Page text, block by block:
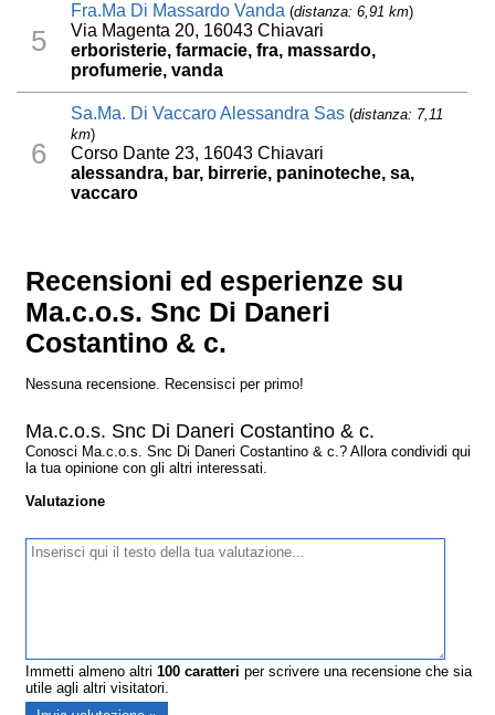
5
Fra.Ma Di Massardo Vanda (distanza: 6,91 km)
Via Magenta 20, 16043 Chiavari
erboristerie, farmacie, fra, massardo,
profumerie, vanda
6
Sa.Ma. Di Vaccaro Alessandra Sas (distanza: 7,11
km)
Corso Dante 23, 16043 Chiavari
alessandra, bar, birrerie, paninoteche, sa,
vaccaro
Recensioni ed esperienze su
Ma.c.o.s. Snc Di Daneri
Costantino & c.
Nessuna recensione. Recensisci per primo!
Ma.c.o.s. Snc Di Daneri Costantino & c.
Conosci Ma.c.o.s. Snc Di Daneri Costantino & c.? Allora condividi qui
la tua opinione con gli altri interessati.
Valutazione
Immetti almeno altri100 caratteri per scrivere una recensione che sia
utile agli altri visitatori.